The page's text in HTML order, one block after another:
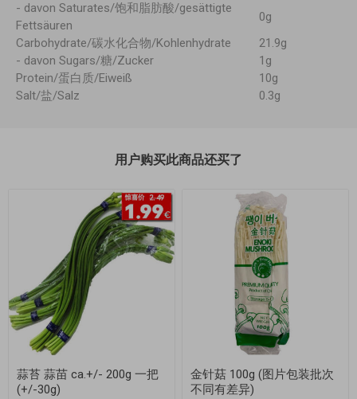
- davon Saturates/饱和脂肪酸/gesättigte
Fettsäuren
0g
Carbohydrate/碳水化合物/Kohlenhydrate
21.9g
- davon Sugars/糖/Zucker
1g
Protein/蛋白质/Eiweiß
10g
Salt/盐/Salz
0.3g
用户购买此商品还买了
蒜苔 蒜苗 ca.+/- 200g 一把
(+/-30g)
金针菇 100g (图片包装批次
不同有差异)